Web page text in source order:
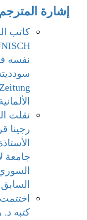
إشارة
نفسه
نقلت